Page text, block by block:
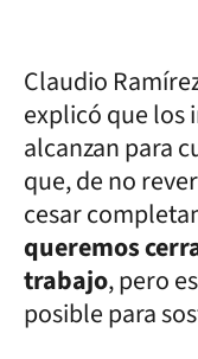
Claudio
explicó que los
alcanzan para
que, de no
cesar
queremos
trabajo, pero
posible para